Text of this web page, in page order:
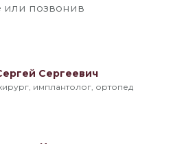
или позвонив
Сергеевич
имплантолог, ортопед